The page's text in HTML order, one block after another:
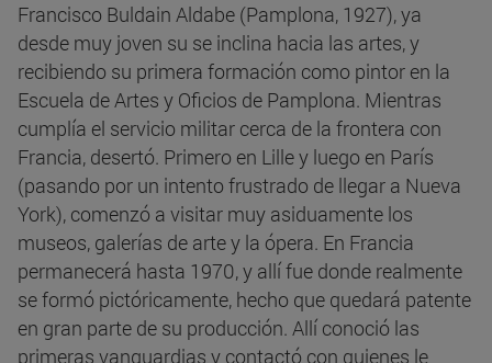
Francisco Buldain Aldabe (Pamplona, 1927), ya
desde muy joven su se inclina hacia las artes, y
recibiendo su primera formación como pintor en la
Escuela de Artes y Oficios de Pamplona. Mientras
cumplía el servicio militar cerca de la frontera con
Francia, desertó. Primero en Lille y luego en París
(pasando por un intento frustrado de llegar a Nueva
York), comenzó a visitar muy asiduamente los
museos, galerías de arte y la ópera. En Francia
permanecerá hasta 1970, y allí fue donde realmente
se formó pictóricamente, hecho que quedará patente
en gran parte de su producción. Allí conoció las
primeras vanguardias y contactó con quienes le